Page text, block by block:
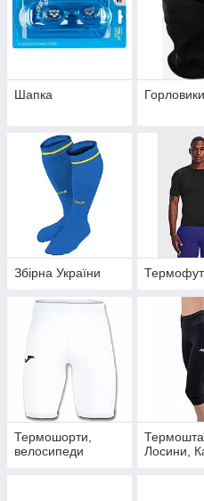
Шапка
Збірна України
Термошорти,
велосипеди
Лосини,